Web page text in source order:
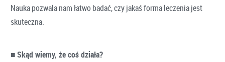
Nauka pozwala nam łatwo badać, czy jakaś forma leczenia jest
skuteczna.
■Skąd wiemy, że coś działa?